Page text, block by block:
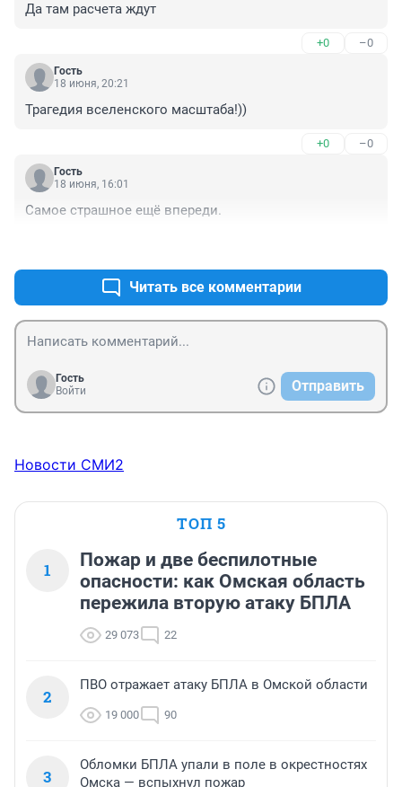
Да там расчета ждут
+0 –0
Гость
18 июня, 20:21
Трагедия вселенского масштаба!))
+0 –0
Гость
18 июня, 16:01
Самое страшное ещё впереди.
Читать все комментарии
Гость
Войти
Отправить
Новости СМИ2
ТОП 5
1
Пожар и две беспилотные
опасности: как Омская область
пережила вторую атаку БПЛА
29 073 22
2
ПВО отражает атаку БПЛА в Омской области
19 000 90
3
Обломки БПЛА упали в поле в окрестностях
Омска — вспыхнул пожар